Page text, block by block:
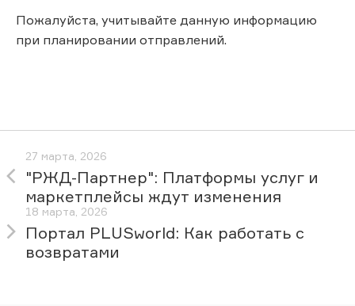
Пожалуйста, учитывайте данную информацию
при планировании отправлений.
27 марта, 2026
"РЖД-Партнер": Платформы услуг и
маркетплейсы ждут изменения
18 марта, 2026
Портал PLUSworld: Как работать с
возвратами